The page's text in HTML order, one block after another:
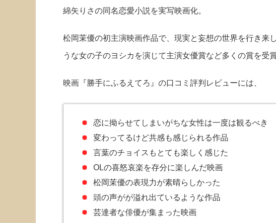
綿矢りさの同名恋愛小説を実写映画化。
松岡茉優の初主演映画作品で、現実と妄想の世界を行き来
うな女の子のヨシカを演じて主演女優賞など多くの賞を受
映画『勝手にふるえてろ』の口コミ評判レビューには、
恋に拗らせてしまいがちな女性は一度は観るべき
変わってるけど共感も感じられる作品
言葉のチョイスもとても楽しく感じた
OLの喜怒哀楽を存分に楽しんだ映画
松岡茉優の表現力が素晴らしかった
頭の声がが溢れ出ているような作品
芸達者な俳優が集まった映画